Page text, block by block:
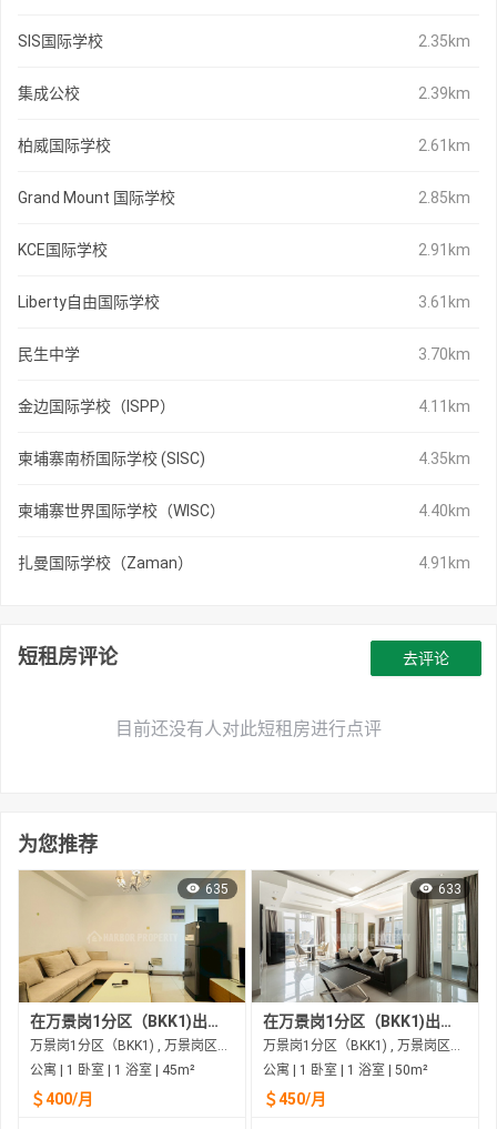
SIS国际学校 2.35km
集成公校 2.39km
柏威国际学校 2.61km
Grand Mount 国际学校 2.85km
KCE国际学校 2.91km
Liberty自由国际学校 3.61km
民生中学 3.70km
金边国际学校（ISPP） 4.11km
柬埔寨南桥国际学校 (SISC) 4.35km
柬埔寨世界国际学校（WISC） 4.40km
扎曼国际学校（Zaman） 4.91km
短租房评论
目前还没有人对此短租房进行点评
去评论
为您推荐
635
在万景岗1分区（BKK1)出租的公寓
万景岗1分区（BKK1) , 万景岗区（BKK) , 金边市
公寓 | 1 卧室 | 1 浴室 | 45m²
＄400/月
633
在万景岗1分区（BKK1)出租的公寓
万景岗1分区（BKK1) , 万景岗区（BKK) , 金边市
公寓 | 1 卧室 | 1 浴室 | 50m²
＄450/月